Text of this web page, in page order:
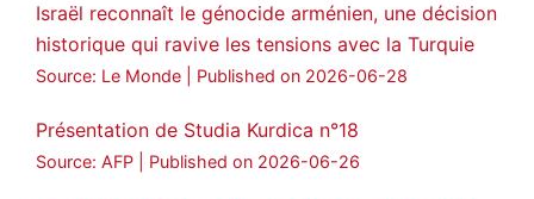
Israël reconnaît le génocide arménien, une décision
historique qui ravive les tensions avec la Turquie
Source: Le Monde Published on 2026-06-28
Présentation de Studia Kurdica n°18
Source: AFP Published on 2026-06-26